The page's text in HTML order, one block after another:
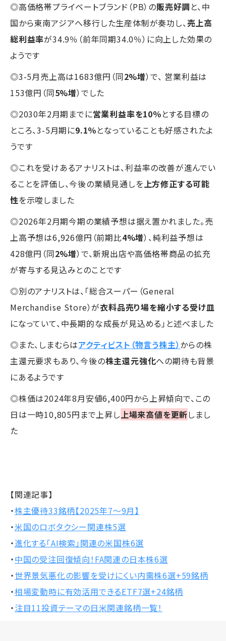
◎高価格帯プライベートブランド（PB）の販売好調 と、中
国から東南アジアへ移行した生産体制が奏功し、売上高
総利益率が34.9％（前年同期34.0％）に向上した効果の
ようです
◎3-5月売上高は1683億円（同2%増）で、 営業利益は
153億円（同5%増）でした
◎2030年2月期までに営業利益率を10％とする目標の
ところ、3-5月期に9.1％となっていることも好感されたよ
うです
◎これを受けあるアナリストは、利益率の改善が進んでい
ることを評価し、今後の業績見通しを上方修正する可能
性を示唆しました
◎2026年2月期今期の業績予想は据え置かれました。売
上高予想は6,926億円（前期比4%増）、純利益予想は
428億円（同2%増）で、新規出店や高価格帯商品の拡充
が寄与する見込みとのことです
◎別のアナリストは、「総合スーパー（General
Merchandise Store）が衣料品売り場を縮小する受け皿
になっていて、中長期的な成長が見込める」と述べました
◎また、しまむらはアクティビスト（物言う株主） からの株
主還元要求もあり、今後の株主還元強化への期待も背景
にあるようです
◎株価は2024年8月安値6,400円から上昇傾向で、この
日は一時10,805円まで上昇し上場来高値を更新しまし
た
【関連記事】
・株主優待33銘柄【2025年7～9月】
・米国のロボタクシー関連株5選
・進化する「AI検索」関連の米国株6選
・中国の受注回復傾向！FA関連の日本株6選
・世界景気悪化の影響を受けにくい内需株6選+59銘柄
・相場変動時に有効活用できるETF7選+24銘柄
・注目11投資テーマの日米関連銘柄一覧！